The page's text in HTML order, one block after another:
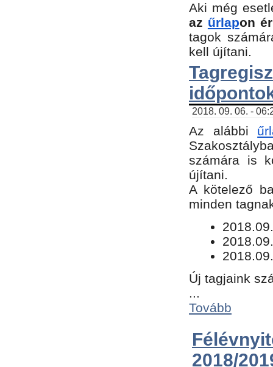
Aki még
az űrlapon
tagok
kell újítani.
2018. 09. 06. -
Az alábbi
számára is
újítani.
​A kötelező
minden
Új tagjaink
...
Tovább
2018/